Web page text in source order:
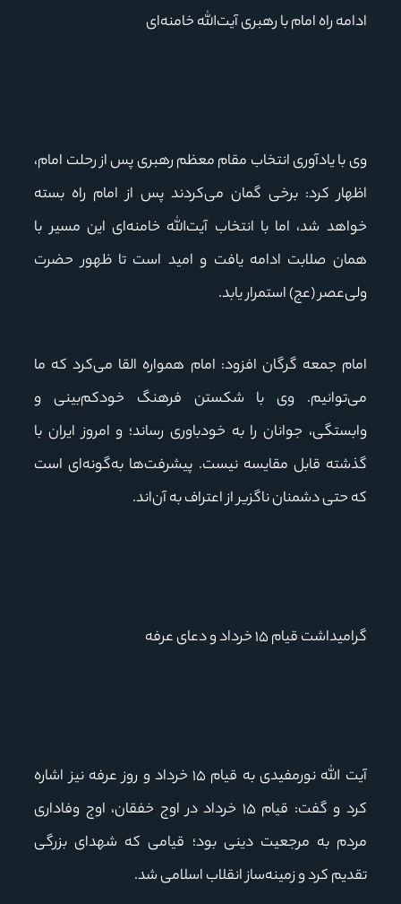
ادامه راه امام با رهبری آیت‌الله خامنه‌ای
وی با یادآوری انتخاب مقام معظم رهبری پس از رحلت امام،
اظهار کرد: برخی گمان می‌کردند پس از امام راه بسته
خواهد شد، اما با انتخاب آیت‌الله خامنه‌ای این مسیر با
همان صلابت ادامه یافت و امید است تا ظهور حضرت
ولی‌عصر (عج) استمرار یابد.
امام جمعه گرگان افزود: امام همواره القا می‌کرد که ما
می‌توانیم. وی با شکستن فرهنگ خودکم‌بینی و
وابستگی، جوانان را به خودباوری رساند؛ و امروز ایران با
گذشته قابل مقایسه نیست. پیشرفت‌ها به‌گونه‌ای است
که حتی دشمنان ناگزیر از اعتراف به آن‌اند.
گرامیداشت قیام ۱۵ خرداد و دعای عرفه
آیت الله نورمفیدی به قیام ۱۵ خرداد و روز عرفه نیز اشاره
کرد و گفت: قیام ۱۵ خرداد در اوج خفقان، اوج وفاداری
مردم به مرجعیت دینی بود؛ قیامی که شهدای بزرگی
تقدیم کرد و زمینه‌ساز انقلاب اسلامی شد.